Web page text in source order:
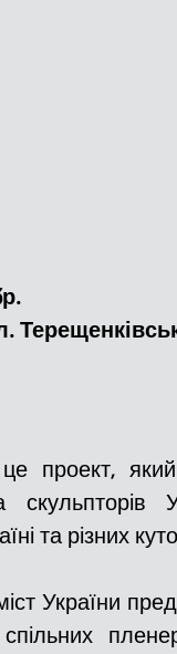
проект,
скульпторів
та різних
України